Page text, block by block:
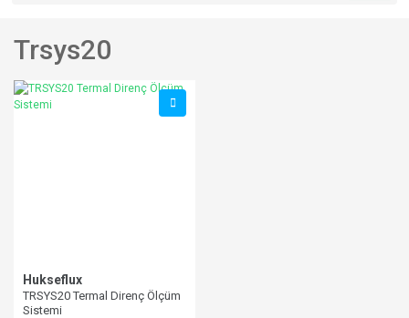
Trsys20
Hukseflux
TRSYS20 Termal Direnç Ölçüm
Sistemi